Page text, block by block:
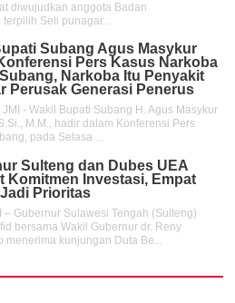
diwujudkan anggota Badan
Seli punagar...
Subang Agus Masykur
Pers Kasus Narkoba
Narkoba Itu Penyakit
Perusak Generasi Penerus
JMI - Wakil Bupati Subang H. Agus Masykur
M.M., hadir dalam Konferensi Pers
pada Selasa ...
Sulteng dan Dubes UEA
Komitmen Investasi, Empat
Prioritas
– Gubernur Sulawesi Tengah (Sulteng)
bersama Wakil Gubernur dr. Reny
menerima kunjungan Duta Be...